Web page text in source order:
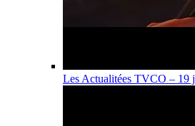
Les Actualitées TVCO – 19